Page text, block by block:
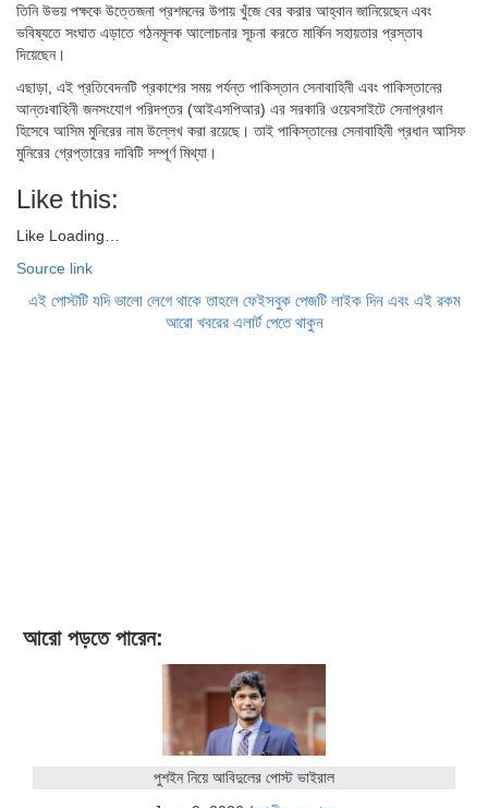
তিনি উভয় পক্ষকে উত্তেজনা প্রশমনের উপায় খুঁজে বের করার আহ্বান জানিয়েছেন এবং
ভবিষ্যতে সংঘাত এড়াতে গঠনমূলক আলোচনার সূচনা করতে মার্কিন সহায়তার প্রস্তাব
দিয়েছেন।
এছাড়া, এই প্রতিবেদনটি প্রকাশের সময় পর্যন্ত পাকিস্তান সেনাবাহিনী এবং পাকিস্তানের
আন্তঃবাহিনী জনসংযোগ পরিদপ্তর (আইএসপিআর) এর সরকারি ওয়েবসাইটে সেনাপ্রধান
হিসেবে আসিম মুনিরের নাম উল্লেখ করা রয়েছে। তাই পাকিস্তানের সেনাবাহিনী প্রধান আসিফ
মুনিরের গ্রেপ্তারের দাবিটি সম্পূর্ণ মিথ্যা।
Like this:
Like Loading…
Source link
এই পোস্টটি যদি ভালো লেগে থাকে তাহলে ফেইসবুক পেজটি লাইক দিন এবং এই রকম
আরো খবরের এলার্ট পেতে থাকুন
আরো পড়তে পারেন:
পুশইন নিয়ে আবিদুলের পোস্ট ভাইরাল